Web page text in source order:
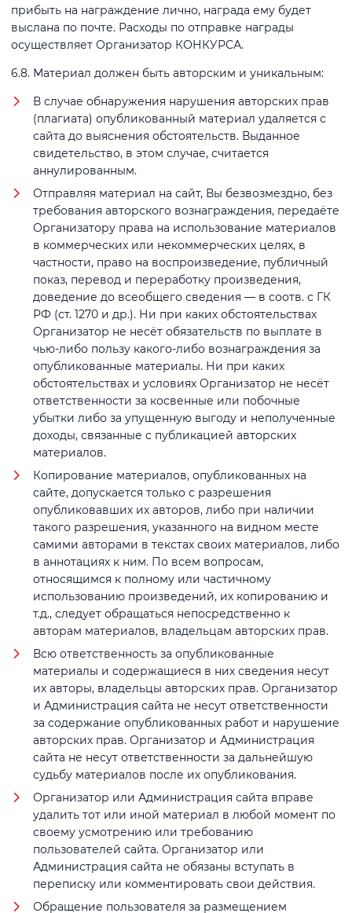
прибыть на награждение лично, награда ему будет
выслана по почте. Расходы по отправке награды
осуществляет Организатор КОНКУРСА.
6.8. Материал должен быть авторским и уникальным:
В случае обнаружения нарушения авторских прав
(плагиата) опубликованный материал удаляется с
сайта до выяснения обстоятельств. Выданное
свидетельство, в этом случае, считается
аннулированным.
Отправляя материал на сайт, Вы безвозмездно, без
требования авторского вознаграждения, передаёте
Организатору права на использование материалов
в коммерческих или некоммерческих целях, в
частности, право на воспроизведение, публичный
показ, перевод и переработку произведения,
доведение до всеобщего сведения — в соотв. с ГК
РФ (ст. 1270 и др.). Ни при каких обстоятельствах
Организатор не несёт обязательств по выплате в
чью-либо пользу какого-либо вознаграждения за
опубликованные материалы. Ни при каких
обстоятельствах и условиях Организатор не несёт
ответственности за косвенные или побочные
убытки либо за упущенную выгоду и неполученные
доходы, связанные с публикацией авторских
материалов.
Копирование материалов, опубликованных на
сайте, допускается только с разрешения
опубликовавших их авторов, либо при наличии
такого разрешения, указанного на видном месте
самими авторами в текстах своих материалов, либо
в аннотациях к ним. По всем вопросам,
относящимся к полному или частичному
использованию произведений, их копированию и
т.д., следует обращаться непосредственно к
авторам материалов, владельцам авторских прав.
Всю ответственность за опубликованные
материалы и содержащиеся в них сведения несут
их авторы, владельцы авторских прав. Организатор
и Администрация сайта не несут ответственности
за содержание опубликованных работ и нарушение
авторских прав. Организатор и Администрация
сайта не несут ответственности за дальнейшую
судьбу материалов после их опубликования.
Организатор или Администрация сайта вправе
удалить тот или иной материал в любой момент по
своему усмотрению или требованию
пользователей сайта. Организатор или
Администрация сайта не обязаны вступать в
переписку или комментировать свои действия.
Обращение пользователя за размещением